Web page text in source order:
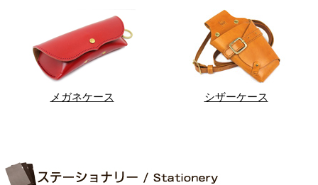
メガネケース シザーケース